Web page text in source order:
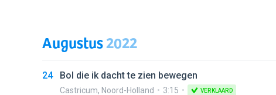
Augustus2022
24 Bol die ik dacht te zien bewegen
Castricum, Noord-Holland 3:15 VERKLAARD